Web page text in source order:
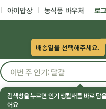
아이밥상 농식품 바우처 로
배송일을 선택해주세요.
검색창을 누르면 인기 생활재를 바로 담
어요